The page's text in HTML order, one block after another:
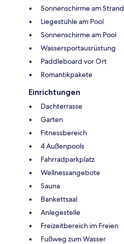
Sonnenschirme am Strand
Liegestühle am Pool
Sonnenschirme am Pool
Wassersportausrüstung
Paddleboard vor Ort
Romantikpakete
Einrichtungen
Dachterrasse
Garten
Fitnessbereich
4 Außenpools
Fahrradparkplatz
Wellnessangebote
Sauna
Bankettsaal
Anlegestelle
Freizeitbereich im Freien
Fußweg zum Wasser